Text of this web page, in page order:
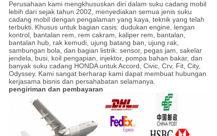
Perusahaan kami mengkhususkan diri dalam suku cadang mobil
lebih dari sejak tahun 2002, menyediakan semua jenis suku
cadang mobil dengan pengalaman yang kaya, teknik yang telah
terbukti. Khusus untuk bagian casis: dudukan engine, lengan
kontrol, bantalan rem, rem cakram, kaliper rem, bantalan,
bantalan hub, rak kemudi, ujung batang ban, ujung rak,
sambungan bola, dan bagian listrik: sensor, pegas jam, sakelar
jendela, busi, koil pengapian, injektor, pompa bahan bakar, dan
banyak suku cadang HONDA untuk Accord, Civic, Crv, Fit, City,
Odyssey. Kami sangat berharap kami dapat membuat hubungan
kerjasama bisnis dan persahabatan selamanya.
pengiriman dan pembayaran